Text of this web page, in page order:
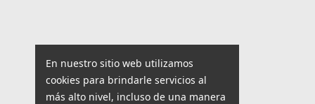
En nuestro sitio web utilizamos
cookies para brindarle servicios al
más alto nivel, incluso de una manera